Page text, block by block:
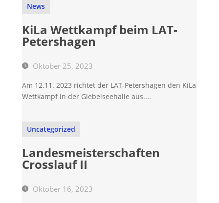
News
KiLa Wettkampf beim LAT-
Petershagen
Oktober 25, 2023
Am 12.11. 2023 richtet der LAT-Petershagen den KiLa
Wettkampf in der Giebelseehalle aus....
Uncategorized
Landesmeisterschaften
Crosslauf II
Oktober 16, 2023